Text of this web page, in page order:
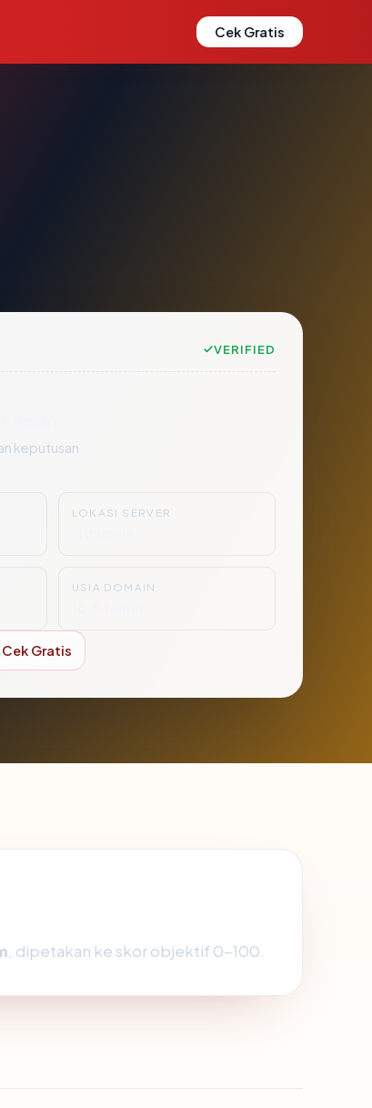
Cek Gratis
VERIFIED
keputusan
LOKASI SERVER
USIA DOMAIN
Cek Gratis
, dipetakan ke skor objektif 0-100.